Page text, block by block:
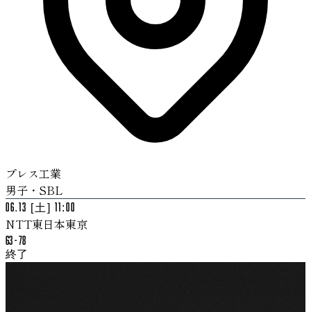
プレス工業
男子・SBL
06.13 [土] 11:00
NTT東日本東京
63-78
終了